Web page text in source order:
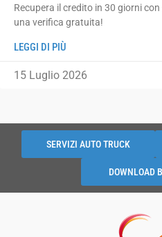
Recupera il credito in 30 giorni
una verifica gratuita!
LEGGI DI PIÙ
15 Luglio 2026
SERVIZI AUTO TRUCK
DOWNLOAD